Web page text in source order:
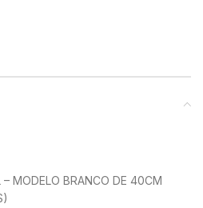
MODELO BRANCO DE 40CM